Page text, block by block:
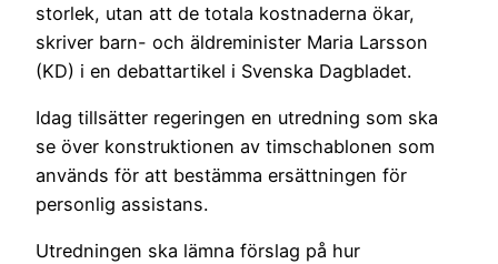
storlek, utan att de totala kostnaderna ökar,
skriver barn- och äldreminister Maria Larsson
(KD) i en debattartikel i Svenska Dagbladet.
Idag tillsätter regeringen en utredning som ska
se över konstruktionen av timschablonen som
används för att bestämma ersättningen för
personlig assistans.
Utredningen ska lämna förslag på hur